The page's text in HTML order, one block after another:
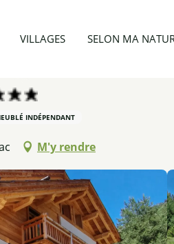
VILLAGES SELON MA
INDÉPENDANT
M'y rendre